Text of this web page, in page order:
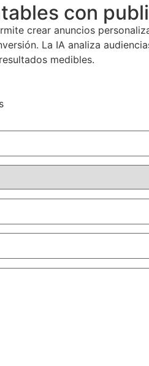
con
crear anuncios
La IA analiza
medibles.